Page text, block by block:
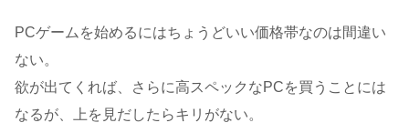
PCゲームを始めるにはちょうどいい価格帯なのは間違い
ない。
欲が出てくれば、さらに高スペックなPCを買うことには
なるが、上を見だしたらキリがない。